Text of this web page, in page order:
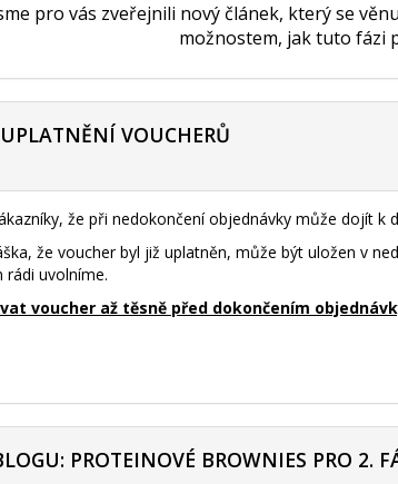
pro vás zveřejnili nový článek, který se
možnostem, jak tuto fázi
VOUCHERŮ
že při nedokončení objednávky může dojít k
že voucher byl již uplatněn, může být uložen v
uvolníme.
voucher až těsně před dokončením
PROTEINOVÉ BROWNIES PRO 2.